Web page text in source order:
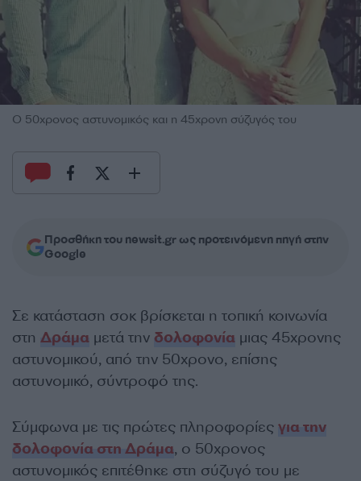
Ο 50χρονος αστυνομικός και η 45χρονη σύζυγός του
Προσθήκη του newsit.gr ως προτεινόμενη πηγή στην
Google
Σε κατάσταση σοκ βρίσκεται η τοπική κοινωνία
στη Δράμα μετά την δολοφονία μιας 45χρονης
αστυνομικού, από την 50χρονο, επίσης
αστυνομικό, σύντροφό της.
Σύμφωνα με τις πρώτες πληροφορίες για την
δολοφονία στη Δράμα, ο 50χρονος
αστυνομικός επιτέθηκε στη σύζυγό του με